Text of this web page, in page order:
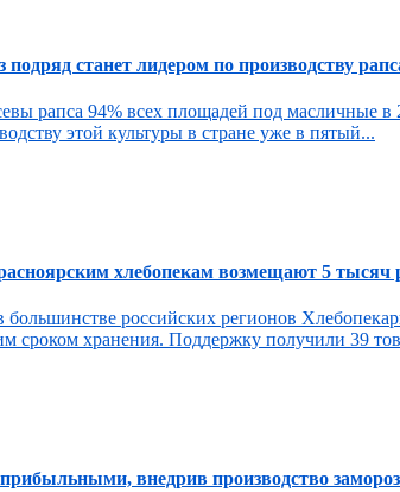
станет лидером по производству
рапса 94% всех площадей под масличные
этой культуры в стране уже в пятый...
хлебопекам возмещают 5 тысяч
российских регионов
сроком хранения. Поддержку получили 39
внедрив производство